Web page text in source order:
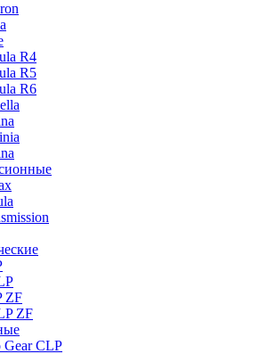
R4
R5
R6
ZF
ZF
Gear CLP